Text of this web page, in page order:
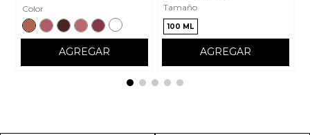
Color
AGREGAR
Tamaño
100 ML
AGREGAR